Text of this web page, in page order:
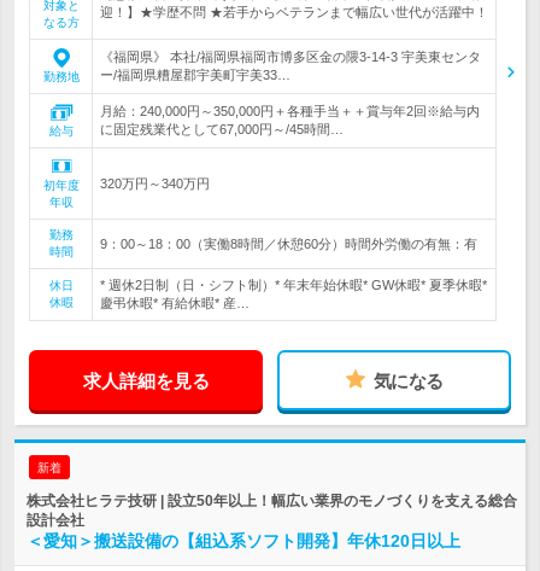
対象と
なる方
迎！】★学歴不問 ★若手からベテランまで幅広い世代が活躍中！
勤務地
《福岡県》 本社/福岡県福岡市博多区金の隈3-14-3 宇美東センタ
ー/福岡県糟屋郡宇美町宇美33…
給与
月給：240,000円～350,000円＋各種手当＋＋賞与年2回※給与内
に固定残業代として67,000円～/45時間…
初年度
年収
320万円～340万円
勤務
時間
9：00～18：00（実働8時間／休憩60分）時間外労働の有無：有
休日
休暇
* 週休2日制（日・シフト制）* 年末年始休暇* GW休暇* 夏季休暇*
慶弔休暇* 有給休暇* 産…
求人詳細を見る 気になる
新着
株式会社ヒラテ技研 | 設立50年以上！幅広い業界のモノづくりを支える総合
設計会社
＜愛知＞搬送設備の【組込系ソフト開発】年休120日以上